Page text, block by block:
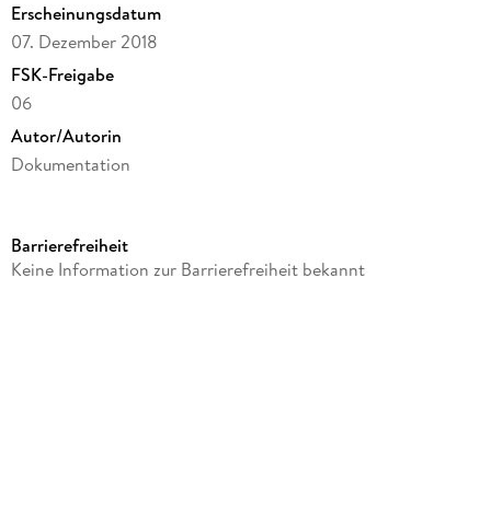
Erscheinungsdatum
07. Dezember 2018
FSK-Freigabe
06
Autor/Autorin
Dokumentation
Produktart
Barrierefreiheit
Keine Information zur Barrierefreiheit bekannt